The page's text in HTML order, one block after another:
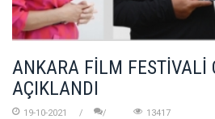
ANKARA FİLM FESTİVALİ
AÇIKLANDI
19-10-2021 13417